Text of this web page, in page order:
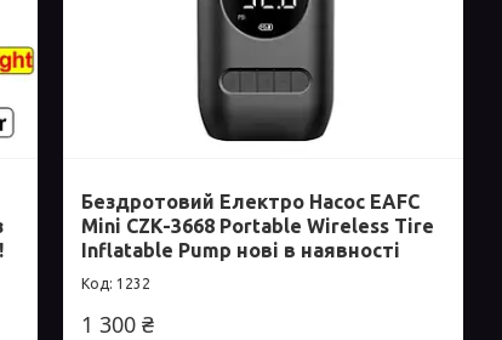
Бездротовий Електро Насос EAFC
Mini CZK-3668 Portable Wireless Tire
Inflatable Pump нові в наявності
1232
1 300 ₴